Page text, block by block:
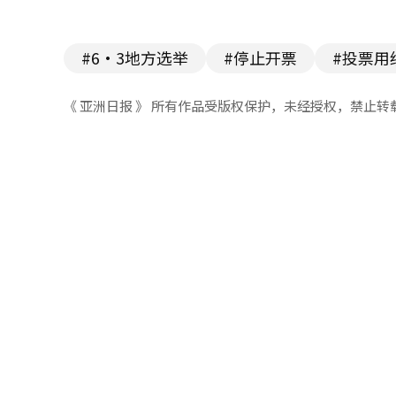
#6·3地方选举 #停止开票 #投票用
《 亚洲日报 》 所有作品受版权保护，未经授权，禁止转